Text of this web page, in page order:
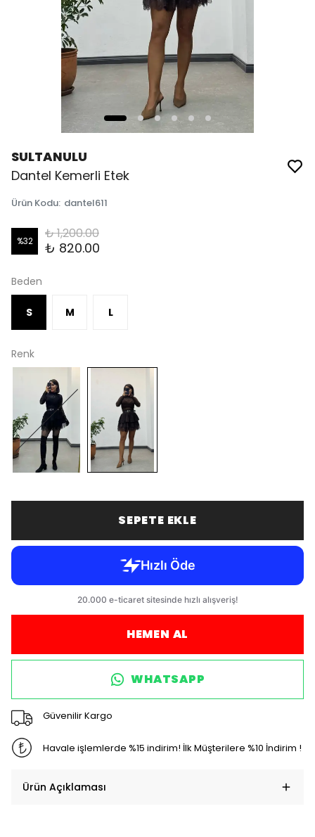
SULTANULU
Dantel Kemerli Etek
Ürün Kodu: dantel611
%32 ₺ 1,200.00
₺ 820.00
Beden
S M L
Renk
SEPETE EKLE
HEMEN AL
WHATSAPP
Güvenilir Kargo
Havale işlemlerde %15 indirim! İlk Müşterilere %10 İndirim !
Ürün Açıklaması